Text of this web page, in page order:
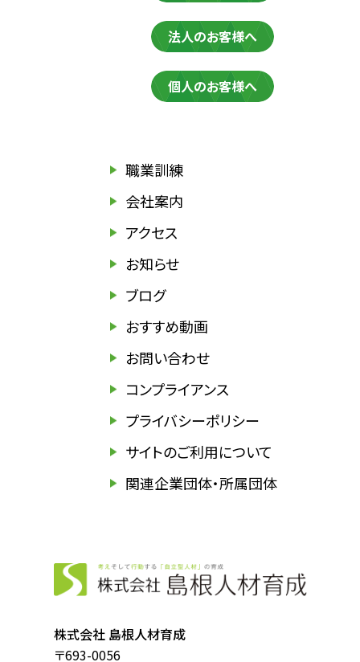
株式会社 島根人材育成
〒693-0056
法人のお客様へ
個人のお客様へ
職業訓練
会社案内
アクセス
お知らせ
ブログ
おすすめ動画
お問い合わせ
コンプライアンス
プライバシーポリシー
サイトのご利用について
関連企業団体・所属団体